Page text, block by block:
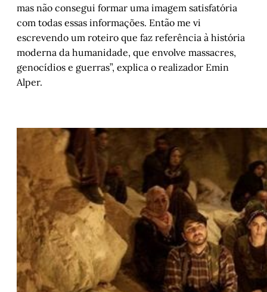
mas não consegui formar uma imagem satisfatória
com todas essas informações. Então me vi
escrevendo um roteiro que faz referência à história
moderna da humanidade, que envolve massacres,
genocídios e guerras”, explica o realizador Emin
Alper.